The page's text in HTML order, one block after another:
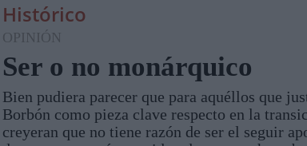
Módulos Portada Jaén Provincia Linares Andalucía
Histórico
OPINIÓN
Ser o no monárquico
Bien pudiera parecer que para aquéllos que
Borbón como pieza clave respecto en la
creyeran que no tiene razón de ser el seguir